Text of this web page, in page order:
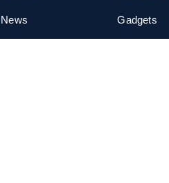
News Gadgets